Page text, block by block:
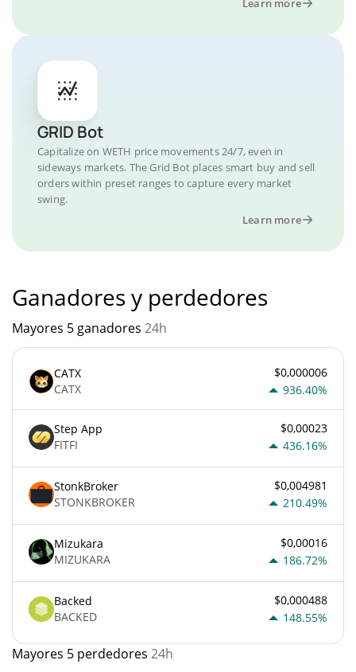
Learn more
GRID Bot
Capitalize on WETH price movements 24/7, even in
sideways markets. The Grid Bot places smart buy and sell
orders within preset ranges to capture every market
swing.
Learn more
Ganadores y perdedores
Mayores 5 ganadores 24h
CATX
CATX
$0,000006
936.40%
Step App
FITFI
$0,00023
436.16%
StonkBroker
STONKBROKER
$0,004981
210.49%
Mizukara
MIZUKARA
$0,00016
186.72%
Backed
BACKED
$0,000488
148.55%
Mayores 5 perdedores 24h